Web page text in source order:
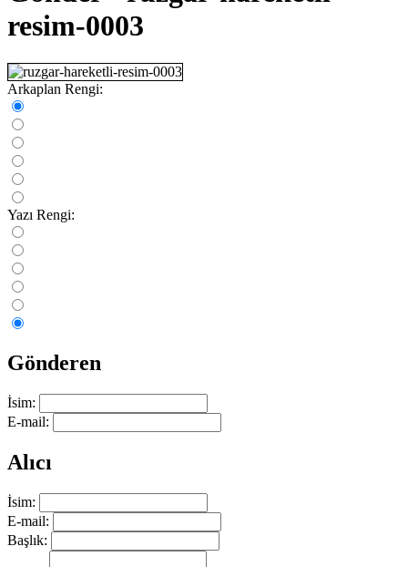
resim-0003
Arkaplan Rengi:
Yazı Rengi:
Gönderen
İsim:
E-mail:
Alıcı
İsim:
E-mail:
Başlık: